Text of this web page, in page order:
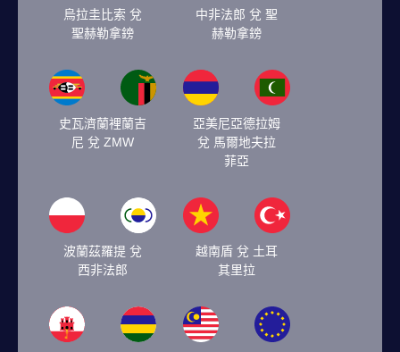
烏拉圭比索 兌
聖赫勒拿鎊
中非法郎 兌 聖
赫勒拿鎊
史瓦濟蘭裡蘭吉
尼 兌 ZMW
亞美尼亞德拉姆
兌 馬爾地夫拉
菲亞
波蘭茲羅提 兌
西非法郎
越南盾 兌 土耳
其里拉